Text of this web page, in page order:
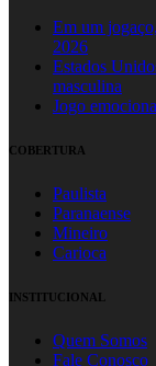
Em um
2026
Estados
masculina
Jogo
COBERTURA
Paulista
Paranaense
Mineiro
Carioca
INSTITUCIONAL
Quem Somos
Fale Conosco